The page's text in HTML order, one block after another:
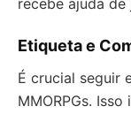
recebe ajuda
Etiqueta e
É crucial seguir
MMORPGs.